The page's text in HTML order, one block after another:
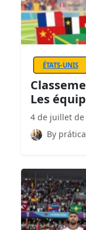
ÉTATS-UNIS
Les
4 de juillet de
By prática